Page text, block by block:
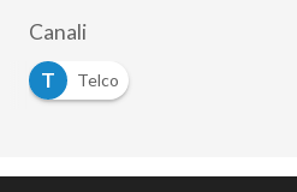
Canali
T
Telco